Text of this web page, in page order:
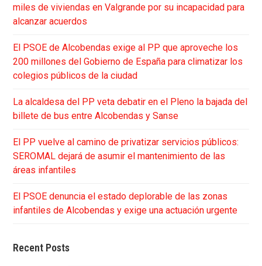
miles de viviendas en Valgrande por su incapacidad para
alcanzar acuerdos
El PSOE de Alcobendas exige al PP que aproveche los
200 millones del Gobierno de España para climatizar los
colegios públicos de la ciudad
La alcaldesa del PP veta debatir en el Pleno la bajada del
billete de bus entre Alcobendas y Sanse
El PP vuelve al camino de privatizar servicios públicos:
SEROMAL dejará de asumir el mantenimiento de las
áreas infantiles
El PSOE denuncia el estado deplorable de las zonas
infantiles de Alcobendas y exige una actuación urgente
Recent Posts